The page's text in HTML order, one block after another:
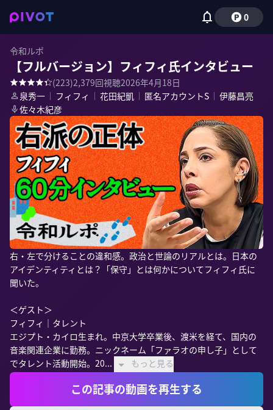
0
令和ルポ
【フルバージョン】フィフィ氏インタビュー
(223)2,379回視聴2026年4月18日
泉秀一 ｜ フィフィ ｜ 花田紀凱 ｜ 匿名アカウントS ｜ 伊藤昌亮
佐々木紀彦
右・左で分けることの違和感。政治と世論のリアルとは。日本の
アイデンティティとは？「保守」とは何かについてフィフィ氏に
聞いた。
＜ゲスト＞
フィフィ｜タレント
エジプト・カイロ生まれ。中京大学卒業後、渡米を経て、国内の
音楽関連企業に勤務。ニックネーム「ファラオの申し子」として
でタレント活動開始。20...
もっと見る
この記事の動画を再生する